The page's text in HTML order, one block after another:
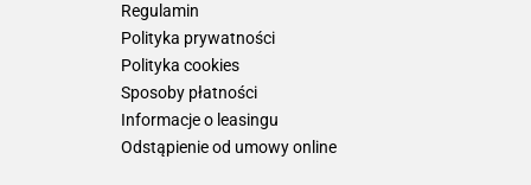
Regulamin
Polityka prywatności
Polityka cookies
Sposoby płatności
Informacje o leasingu
Odstąpienie od umowy online